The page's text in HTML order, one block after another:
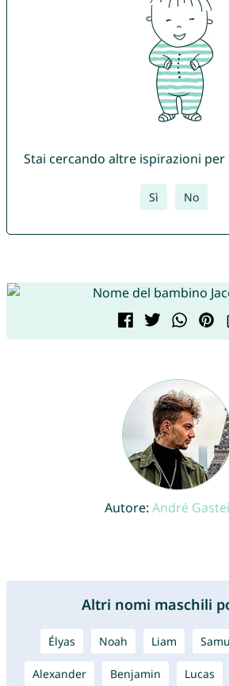
Stai cercando altre ispirazioni
Sì No
Autore: André
Altri nomi maschili
Élyas Noah Liam
Alexander Benjamin Lucas